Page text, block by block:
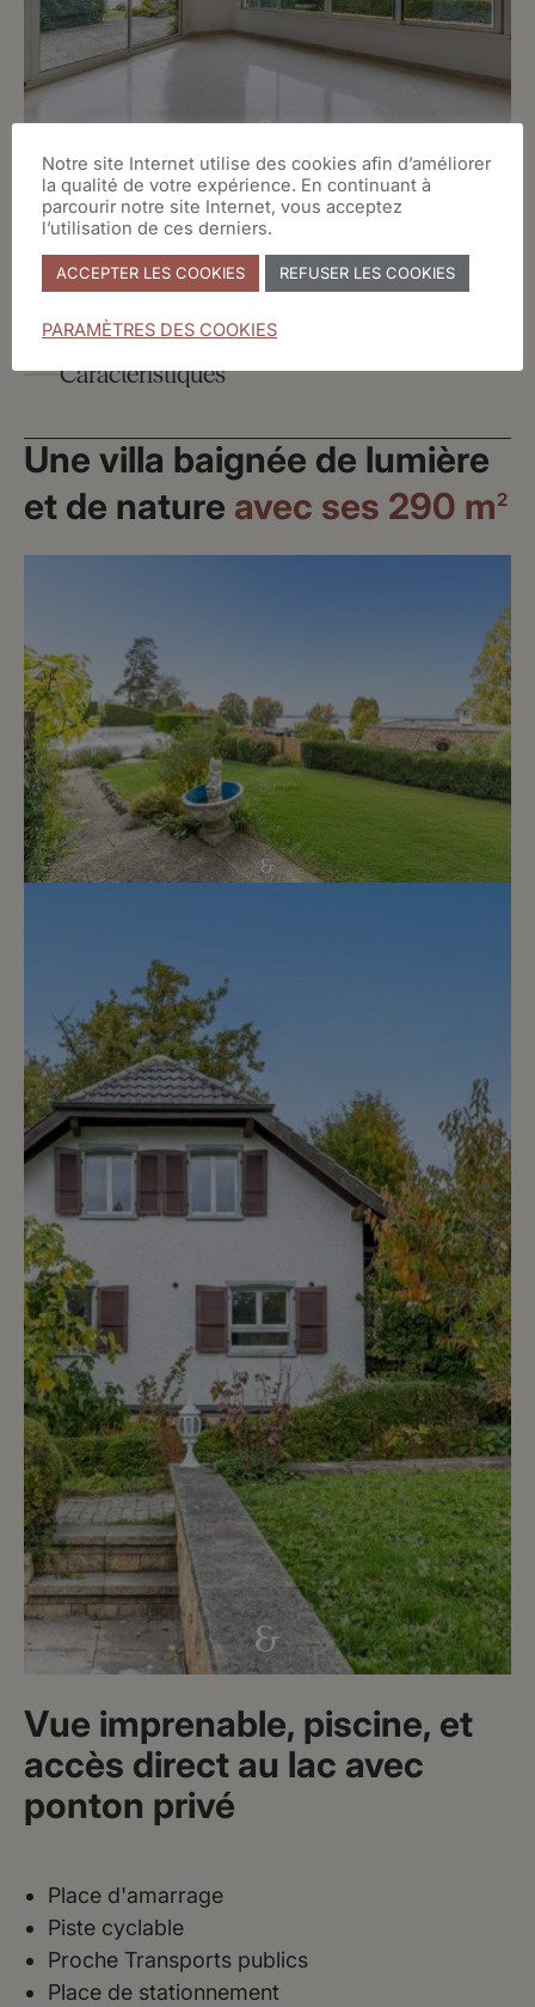
Un havre de paix confidentiel
à deux pas du lac
Caractéristiques
Surface : 290 m2
Nombre de chambres : 4
État général : A rénover
Une villa baignée de lumière
et de nature avec ses 290 m2
Vue imprenable, piscine, et
accès direct au lac avec
ponton privé
Place d'amarrage
Piste cyclable
Proche Transports publics
Place de stationnement
Notre site Internet utilise des cookies afin d’améliorer
la qualité de votre expérience. En continuant à
parcourir notre site Internet, vous acceptez
l’utilisation de ces derniers.
ACCEPTER LES COOKIES REFUSER LES COOKIES
PARAMÈTRES DES COOKIES